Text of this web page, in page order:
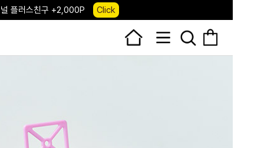
앱 다운로드 +3,000P
Down
Click